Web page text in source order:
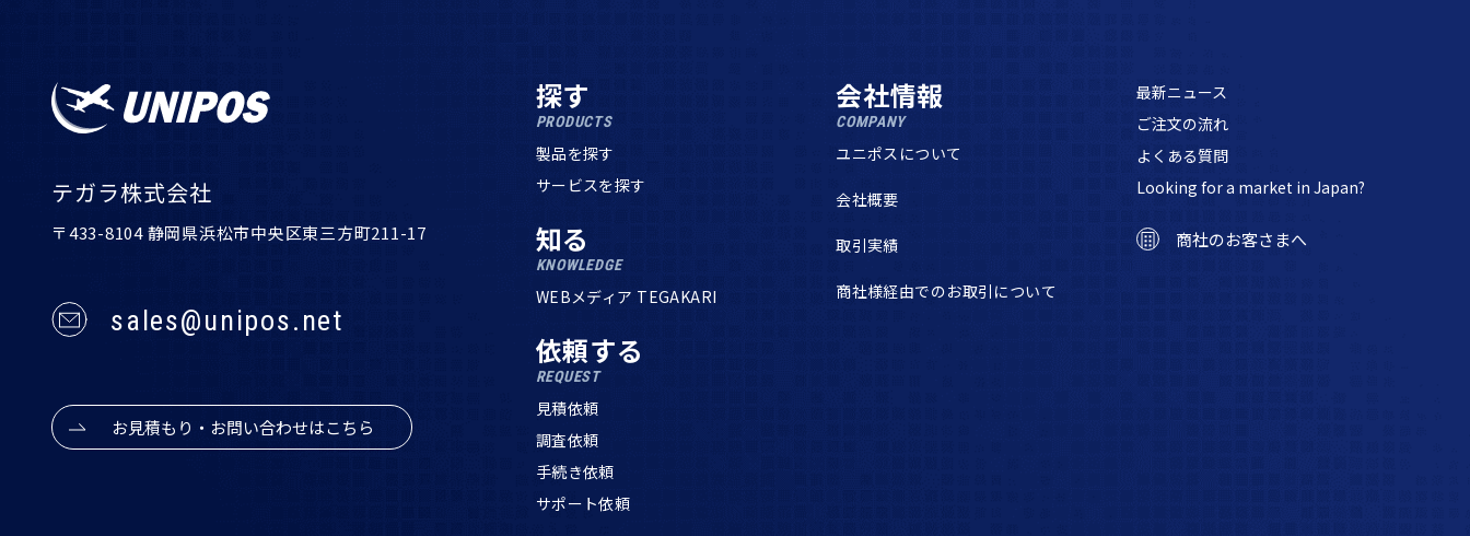
テガラ株式会社
〒433-8104 静岡県浜松市中央区東三方町211-17
sales@unipos.net
お見積もり・お問い合わせはこちら
探す
PRODUCTS
製品を探す
サービスを探す
知る
KNOWLEDGE
WEBメディア TEGAKARI
依頼する
REQUEST
見積依頼
調査依頼
手続き依頼
サポート依頼
会社情報
COMPANY
ユニポスについて
会社概要
取引実績
商社様経由でのお取引について
最新ニュース
ご注文の流れ
よくある質問
Looking for a market in Japan?
商社のお客さまへ